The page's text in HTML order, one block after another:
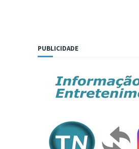
PUBLICIDADE